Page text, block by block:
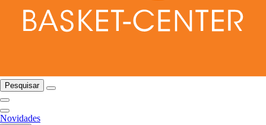
Pesquisar
Novidades